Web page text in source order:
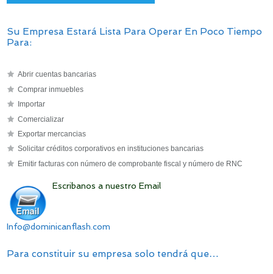
Su Empresa Estará Lista Para Operar En Poco Tiempo
Para:
Abrir cuentas bancarias
Comprar inmuebles
Importar
Comercializar
Exportar mercancias
Solicitar créditos corporativos en instituciones bancarias
Emitir facturas con número de comprobante fiscal y número de RNC
Escribanos a nuestro Email
Info@dominicanflash.com
Para constituir su empresa solo tendrá que…